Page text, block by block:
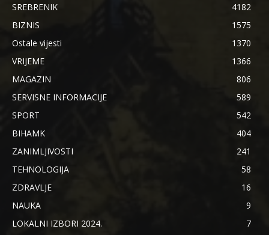
SREBRENIK
4182
BIZNIS
1575
Ostale vijesti
1370
VRIJEME
1366
MAGAZIN
806
SERVISNE INFORMACIJE
589
SPORT
542
BIHAMK
404
ZANIMLJIVOSTI
241
TEHNOLOGIJA
58
ZDRAVLJE
16
NAUKA
9
LOKALNI IZBORI 2024.
7